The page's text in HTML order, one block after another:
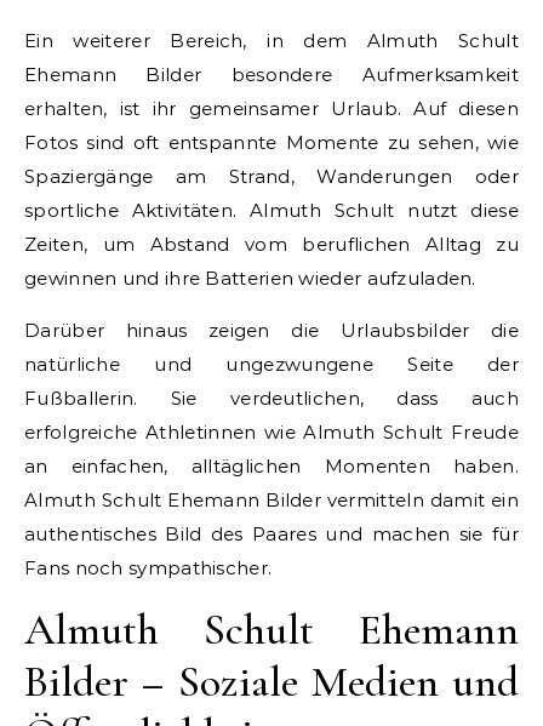
Ein weiterer Bereich, in dem Almuth Schult
Ehemann Bilder besondere Aufmerksamkeit
erhalten, ist ihr gemeinsamer Urlaub. Auf diesen
Fotos sind oft entspannte Momente zu sehen, wie
Spaziergänge am Strand, Wanderungen oder
sportliche Aktivitäten. Almuth Schult nutzt diese
Zeiten, um Abstand vom beruflichen Alltag zu
gewinnen und ihre Batterien wieder aufzuladen.
Darüber hinaus zeigen die Urlaubsbilder die
natürliche und ungezwungene Seite der
Fußballerin. Sie verdeutlichen, dass auch
erfolgreiche Athletinnen wie Almuth Schult Freude
an einfachen, alltäglichen Momenten haben.
Almuth Schult Ehemann Bilder vermitteln damit ein
authentisches Bild des Paares und machen sie für
Fans noch sympathischer.
Almuth Schult Ehemann
Bilder – Soziale Medien und